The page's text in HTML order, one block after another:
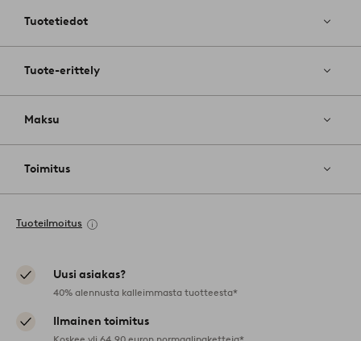
Tuotetiedot
Tuote-erittely
Maksu
Toimitus
Tuoteilmoitus
Uusi asiakas?
40% alennusta kalleimmasta tuotteesta*
Ilmainen toimitus